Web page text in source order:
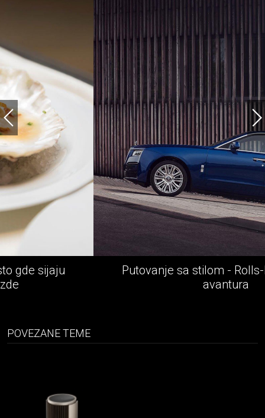
Putovanje sa stilom - Rolls-Royce epska
POVEZANE TEME